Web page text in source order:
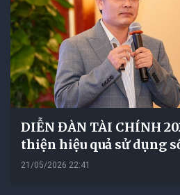
DIỄN ĐÀN TÀI CHÍNH
thiện hiệu quả sử dụng
21/05/2026 22:41